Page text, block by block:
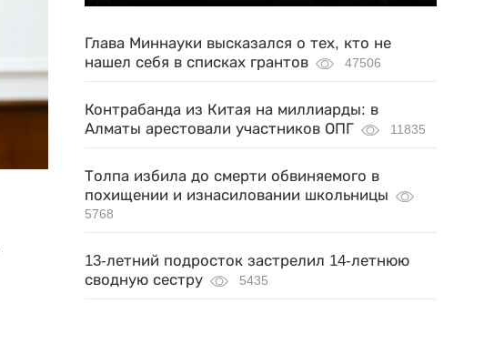
Глава Миннауки высказался о тех, кто не
нашел себя в списках грантов
47506
Контрабанда из Китая на миллиарды: в
Алматы арестовали участников ОПГ
11835
Толпа избила до смерти обвиняемого в
похищении и изнасиловании школьницы
5768
13-летний подросток застрелил 14-летнюю
сводную сестру
5435